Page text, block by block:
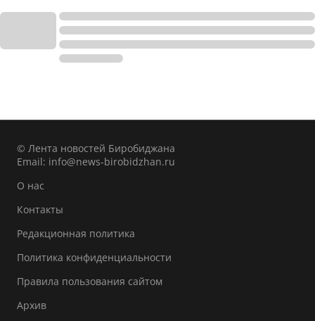
© Лента новостей Биробиджана
Email: info@news-birobidzhan.ru
О нас
Контакты
Редакционная политика
Политика конфиденциальности
Правила пользования сайтом
Архив